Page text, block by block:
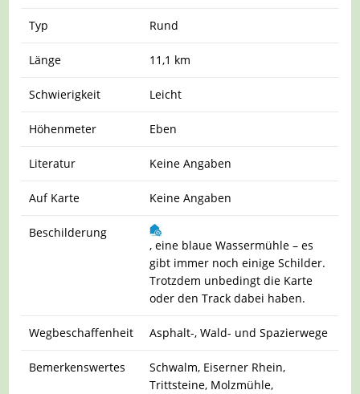
Typ Rund
Länge 11,1 km
Schwierigkeit Leicht
Höhenmeter Eben
Literatur Keine Angaben
Auf Karte Keine Angaben
Beschilderung
, eine blaue Wassermühle – es
gibt immer noch einige Schilder.
Trotzdem unbedingt die Karte
oder den Track dabei haben.
Wegbeschaffenheit Asphalt-, Wald- und Spazierwege
Bemerkenswertes
Schwalm, Eiserner Rhein,
Trittsteine, Molzmühle,